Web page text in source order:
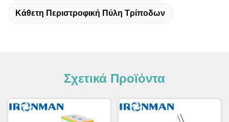
Κάθετη Περιστροφική Πύλη Τρίποδων
Σχετικά Προϊόντα